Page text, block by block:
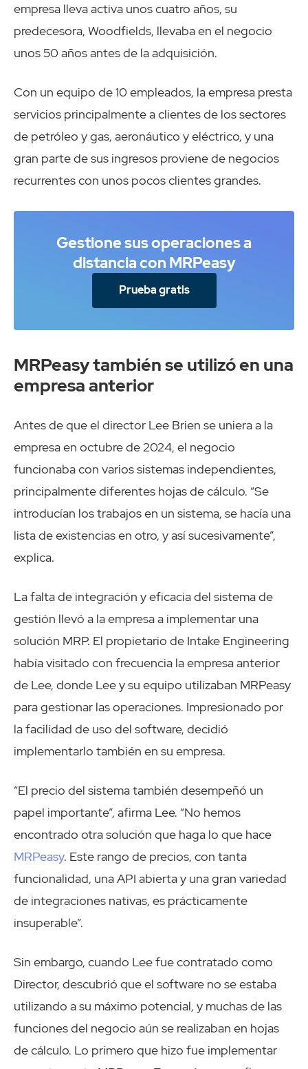
empresa lleva activa unos cuatro años, su
predecesora, Woodfields, llevaba en el negocio
unos 50 años antes de la adquisición.
Con un equipo de 10 empleados, la empresa presta
servicios principalmente a clientes de los sectores
de petróleo y gas, aeronáutico y eléctrico, y una
gran parte de sus ingresos proviene de negocios
recurrentes con unos pocos clientes grandes.
Gestione sus operaciones a
distancia con MRPeasy
Prueba gratis
MRPeasy también se utilizó en una
empresa anterior
Antes de que el director Lee Brien se uniera a la
empresa en octubre de 2024, el negocio
funcionaba con varios sistemas independientes,
principalmente diferentes hojas de cálculo. “Se
introducían los trabajos en un sistema, se hacía una
lista de existencias en otro, y así sucesivamente”,
explica.
La falta de integración y eficacia del sistema de
gestión llevó a la empresa a implementar una
solución MRP. El propietario de Intake Engineering
había visitado con frecuencia la empresa anterior
de Lee, donde Lee y su equipo utilizaban MRPeasy
para gestionar las operaciones. Impresionado por
la facilidad de uso del software, decidió
implementarlo también en su empresa.
“El precio del sistema también desempeñó un
papel importante”, afirma Lee. “No hemos
encontrado otra solución que haga lo que hace
MRPeasy. Este rango de precios, con tanta
funcionalidad, una API abierta y una gran variedad
de integraciones nativas, es prácticamente
insuperable”.
Sin embargo, cuando Lee fue contratado como
Director, descubrió que el software no se estaba
utilizando a su máximo potencial, y muchas de las
funciones del negocio aún se realizaban en hojas
de cálculo. Lo primero que hizo fue implementar